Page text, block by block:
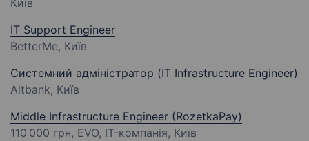
Київ
IT Support Engineer
BetterMe, Київ
Системний адміністратор (IT Infrastructure Engineer)
Altbank, Київ
Middle Infrastructure Engineer (RozetkaPay)
110 000 грн, EVO, IT-компанія, Київ